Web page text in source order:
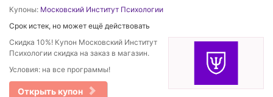
Купоны: Московский Институт Психологии
Срок истек, но может ещё действовать
Скидка 10%! Купон Московский Институт
Психологии скидка на заказ в магазин.
Условия: на все программы!
Открыть купон